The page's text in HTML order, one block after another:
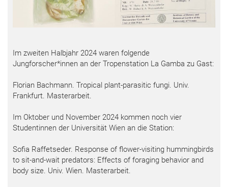
Im zweiten Halbjahr 2024 waren folgende
Jungforscher*innen an der Tropenstation La Gamba zu Gast:
Florian Bachmann. Tropical plant-parasitic fungi. Univ.
Frankfurt. Masterarbeit.
Im Oktober und November 2024 kommen noch vier
Studentinnen der Universität Wien an die Station:
Sofia Raffetseder. Response of flower-visiting hummingbirds
to sit-and-wait predators: Effects of foraging behavior and
body size. Univ. Wien. Masterarbeit.